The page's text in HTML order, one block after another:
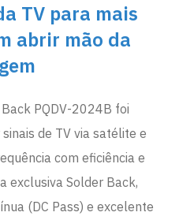
TV para mais
abrir mão da
PQDV-2024B foi
de TV via satélite e
com eficiência e
exclusiva Solder Back,
(DC Pass) e excelente